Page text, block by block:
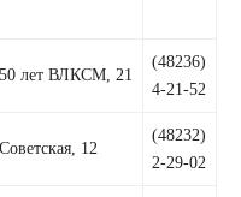
лет ВЛКСМ, 21
(48236)
4-21-52
12
(48232)
2-29-02